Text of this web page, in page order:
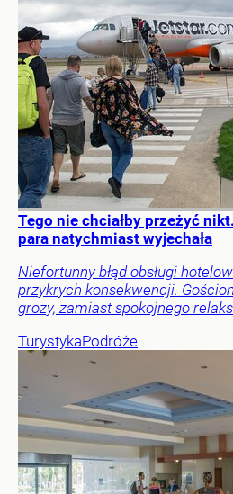
Tego nie chciałby przeżyć
para natychmiast wyjechała
Niefortunny błąd obsługi
przykrych konsekwencji.
grozy, zamiast spokojnego
TurystykaPodróże